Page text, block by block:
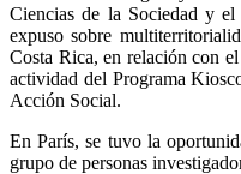
Ciencias de la Sociedad y
expuso sobre
Costa Rica, en relación con
actividad del Programa
Acción Social.
En París, se tuvo la
grupo de personas